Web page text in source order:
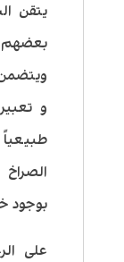
يتقن
بعضهم
ويتضمن
و
بوجود
على